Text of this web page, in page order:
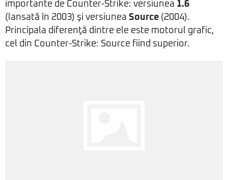
importante de Counter-Strike: versiunea 1.6
(lansată în 2003) şi versiunea Source (2004).
Principala diferenţă dintre ele este motorul grafic,
cel din Counter-Strike: Source fiind superior.